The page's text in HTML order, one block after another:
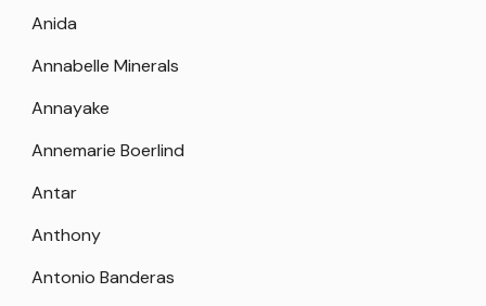
Anida
Annabelle Minerals
Annayake
Annemarie Boerlind
Antar
Anthony
Antonio Banderas